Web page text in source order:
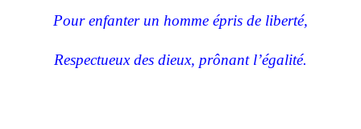
Pour enfanter un homme épris de liberté,
Respectueux des dieux, prônant l’égalité.